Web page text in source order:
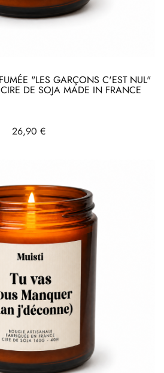
"LES GARÇONS C'EST NUL"
DE SOJA MADE IN FRANCE
Prix
26,90 €